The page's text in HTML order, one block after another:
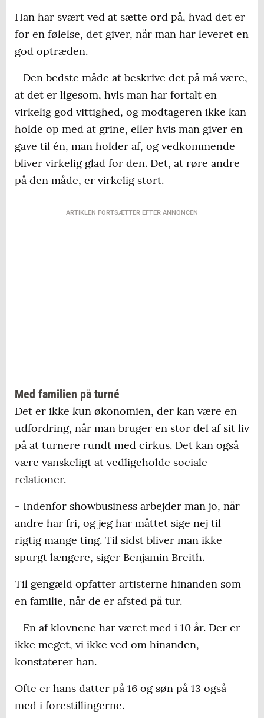
Han har svært ved at sætte ord på, hvad det er
for en følelse, det giver, når man har leveret en
god optræden.
- Den bedste måde at beskrive det på må være,
at det er ligesom, hvis man har fortalt en
virkelig god vittighed, og modtageren ikke kan
holde op med at grine, eller hvis man giver en
gave til én, man holder af, og vedkommende
bliver virkelig glad for den. Det, at røre andre
på den måde, er virkelig stort.
ARTIKLEN FORTSÆTTER EFTER ANNONCEN
Med familien på turné
Det er ikke kun økonomien, der kan være en
udfordring, når man bruger en stor del af sit liv
på at turnere rundt med cirkus. Det kan også
være vanskeligt at vedligeholde sociale
relationer.
- Indenfor showbusiness arbejder man jo, når
andre har fri, og jeg har måttet sige nej til
rigtig mange ting. Til sidst bliver man ikke
spurgt længere, siger Benjamin Breith.
Til gengæld opfatter artisterne hinanden som
en familie, når de er afsted på tur.
- En af klovnene har været med i 10 år. Der er
ikke meget, vi ikke ved om hinanden,
konstaterer han.
Ofte er hans datter på 16 og søn på 13 også
med i forestillingerne.